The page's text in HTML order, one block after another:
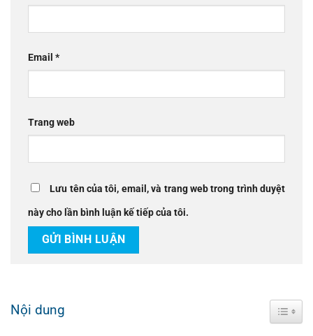
Email *
Trang web
Lưu tên của tôi, email, và trang web trong trình duyệt
này cho lần bình luận kế tiếp của tôi.
Nội dung